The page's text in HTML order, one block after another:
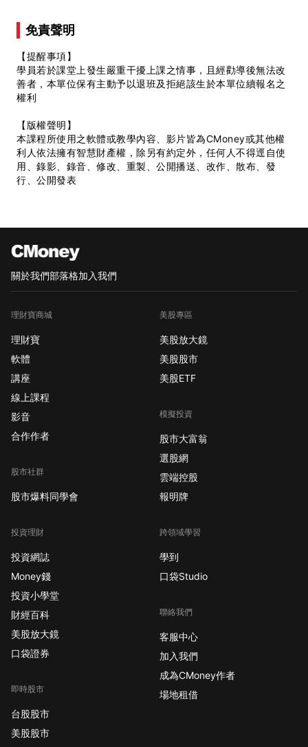
免責聲明
【提醒事項】
學員若於課堂上發生嚴重干擾上課之情事，且經勸導後無法改
善者，本單位保有主動予以退班及拒絕該生於本單位續報名之
權利
【版權聲明】
本課程所使用之軟體或教學內容、影片皆為CMoney或其他權
利人依法擁有智慧財產權，除另有約定外，任何人不得逕自使
用、錄影、錄音、修改、重製、公開播送、改作、散布、發
行、公開發表
關於我們部落格加入我們
理財寶商城
理財寶
軟體
講座
線上課程
影音
合作作者
股市社群
股市爆料同學會
投資理財
投資網誌
Money錢
投資小學堂
財經百科
美股放大鏡
口袋證券
即時股市
台股股市
美股股市
美股專區
美股放大鏡
美股股市
美股ETF
模擬投資
股市大富翁
選股網
雲端控股
報明牌
跨領域學習
學到
口袋Studio
聯絡我們
客服中心
加入我們
成為CMoney作者
場地租借